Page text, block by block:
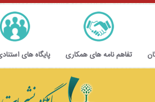
تفاهم نامه های همکاری پایگاه های